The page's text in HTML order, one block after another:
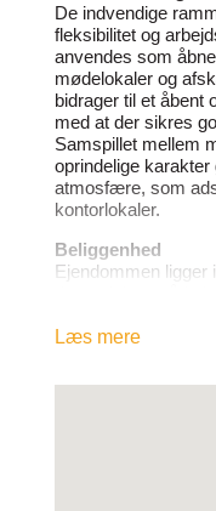
De indvendige
fleksibilitet og
anvendes som
mødelokaler og
bidrager til et åbent
med at der sikres
Samspillet mellem
oprindelige
atmosfære, som
kontorlokaler.
Beliggenhed
Ejendommen
adgang til
erhvervsadresser,
Læs mere